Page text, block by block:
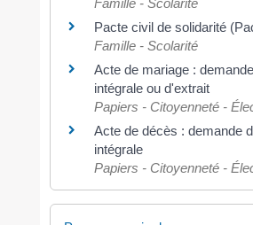
Pacte civil de solidarité
Famille - Scolarité
Acte de mariage :
intégrale ou d'extrait
Papiers - Citoyenneté -
Acte de décès : demande
intégrale
Papiers - Citoyenneté -